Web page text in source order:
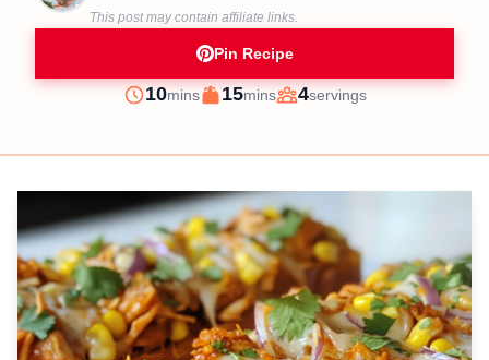
This post may contain affiliate links.
Pin Recipe
Prep
10minutes
mins
Cook
15minutes
mins
Servings
4servings